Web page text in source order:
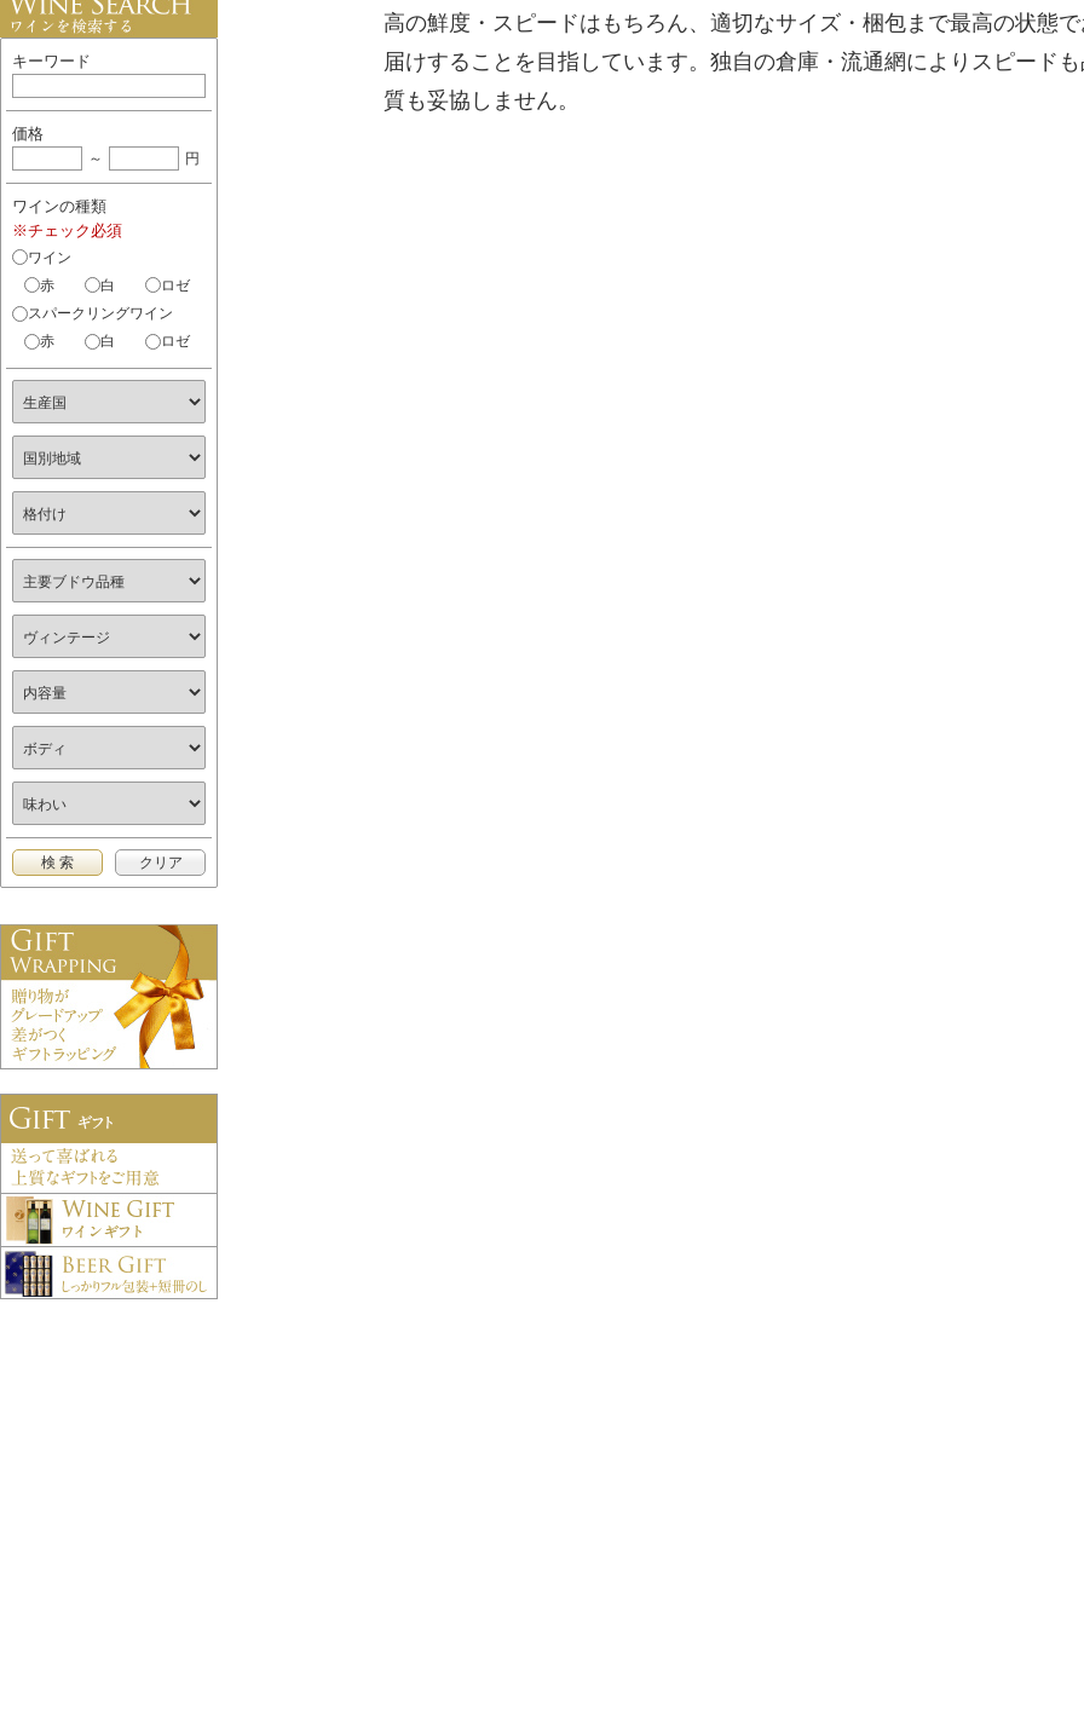
キーワード
価格
ワインの種類
※チェック必須
ワイン
赤
白
ロゼ
スパークリングワイン
赤
白 ロゼ
高の鮮度・スピードはもちろん、適切なサイズ・梱包まで最高の状態
届けすることを目指しています。独自の倉庫・流通網によりスピード
質も妥協しません。